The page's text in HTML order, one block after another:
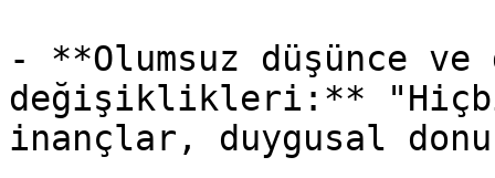
- **Olumsuz düşünce ve
değişiklikleri:**
inançlar, duygusal